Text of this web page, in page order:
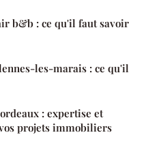
b&b : ce qu'il faut savoir
les-marais : ce qu'il
: expertise et
projets immobiliers